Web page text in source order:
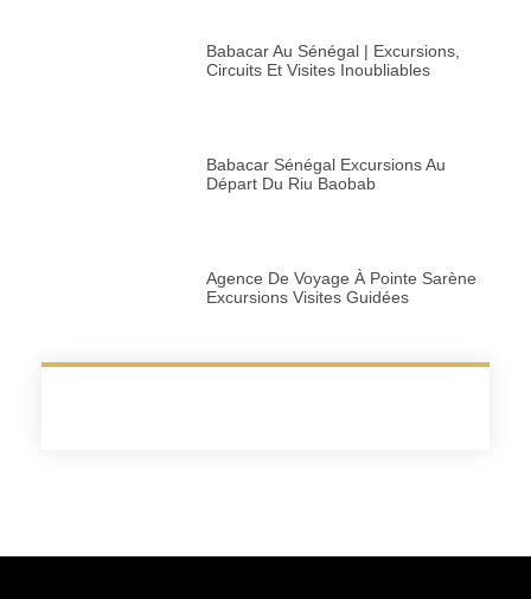
Babacar Au Sénégal | Excursions,
Circuits Et Visites Inoubliables
Babacar Sénégal Excursions Au
Départ Du Riu Baobab
Agence De Voyage À Pointe Sarène
Excursions Visites Guidées